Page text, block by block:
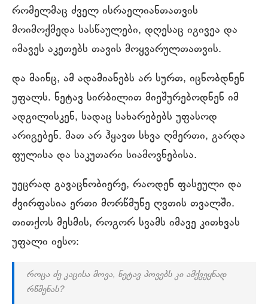
რომელმაც ძველ ისრაელიანთათვის
მოიმოქმედა სასწაულები, დღესაც იგივეა და
იმავეს აკეთებს თავის მოყვარულთათვის.
და მაინც, ამ ადამიანებს არ სურთ, იცნობდნენ
უფალს. ნეტავ სირბილით მიეშურებოდნენ იმ
ადგილისკენ, სადაც სახარებებს უფასოდ
არიგებენ. მათ არ ჰყავთ სხვა ღმერთი, გარდა
ფულისა და საკუთარი სიამოვნებისა.
უეცრად გავაცნობიერე, რაოდენ ფასეული და
ძვირფასია ერთი მორწმუნე ღვთის თვალში.
თითქოს მესმის, როგორ სვამს იმავე კითხვას
უფალი იესო:
როცა ძე კაცისა მოვა, ნეტავ პოვებს კი ამქვეყნად
რწმენას?